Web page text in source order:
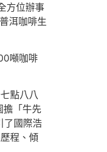
方位辦事
洱咖啡生
噸咖啡
點八八
擔「牛先
了國際浩
程、傾